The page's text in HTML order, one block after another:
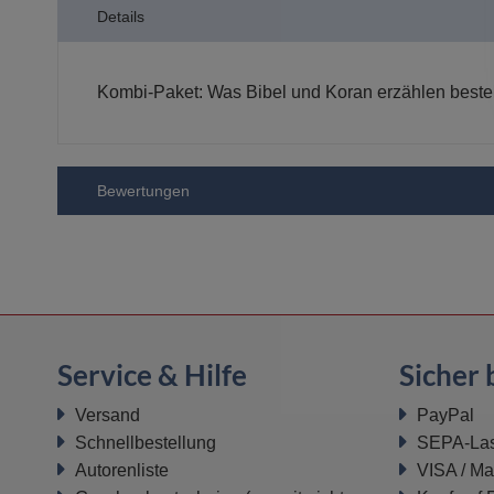
Bildergalerie
Details
Kombi-Paket: Was Bibel und Koran erzählen
Bewertungen
Service & Hilfe
Versand
Schnellbestellung
Autorenliste
Sicher
PayPal
SEPA-
VISA /